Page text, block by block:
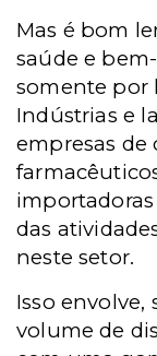
Mas é bom
saúde e
somente por
Indústrias e
empresas de
das
neste setor.
Isso envolve,
volume de